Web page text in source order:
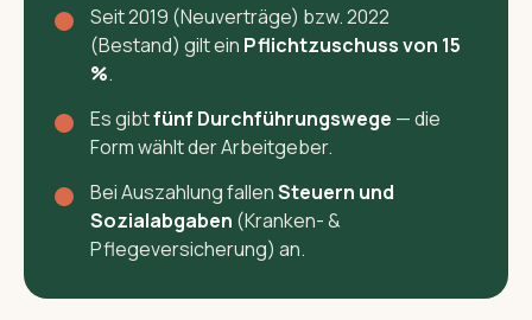
Seit 2019 (Neuverträge) bzw. 2022
(Bestand) gilt ein Pflichtzuschuss von 15
%.
Es gibtfünf Durchführungswege — die
Form wählt der Arbeitgeber.
Bei Auszahlung fallenSteuern und
Sozialabgaben (Kranken- &
Pflegeversicherung) an.